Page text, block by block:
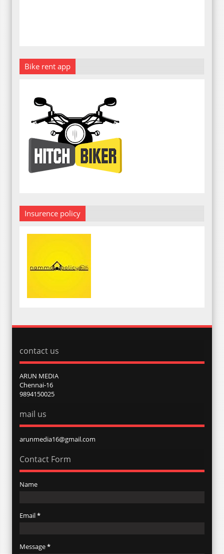
Bike rent app
Insurence policy
contact us
ARUN MEDIA
Chennai-16
9894150025
mail us
arunmedia16@gmail.com
Contact Form
Name
Email*
Message*